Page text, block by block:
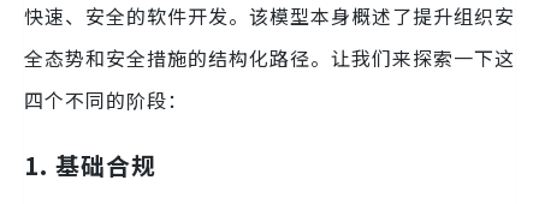
快速、安全的软件开发。该模型本身概述了提升组织安
全态势和安全措施的结构化路径。让我们来探索一下这
四个不同的阶段：
1. 基础合规